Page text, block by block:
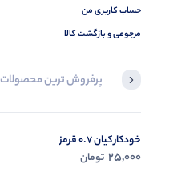
حساب کاربری من
مرجوعی و بازگشت کالا
پرفروش ترین محصولات
خودکار کیان 0.7 قرمز
25,000 تومان